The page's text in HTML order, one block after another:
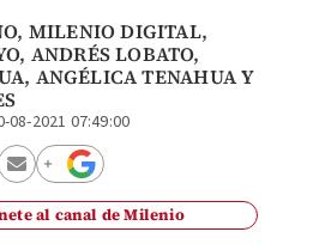
, MILENIO DIGITAL,
ANDRÉS LOBATO,
ANGÉLICA TENAHUA Y
08-2021 07:49:00
al canal de Milenio